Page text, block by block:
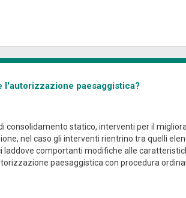
paesaggistica?
consolidamento statico, interventi per il
nel caso gli interventi rientrino tra quelli
comportanti modifiche alle
paesaggistica con procedura